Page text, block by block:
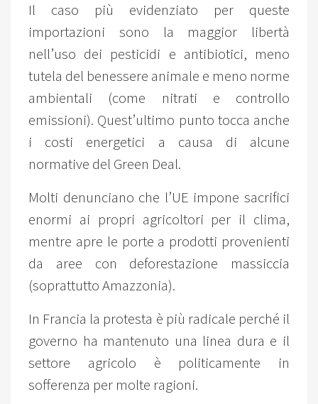
Il caso più evidenziato per queste
importazioni sono la maggior libertà
nell’uso dei pesticidi e antibiotici, meno
tutela del benessere animale e meno norme
ambientali (come nitrati e controllo
emissioni). Quest’ultimo punto tocca anche
i costi energetici a causa di alcune
normative del Green Deal.
Molti denunciano che l’UE impone sacrifici
enormi ai propri agricoltori per il clima,
mentre apre le porte a prodotti provenienti
da aree con deforestazione massiccia
(soprattutto Amazzonia).
In Francia la protesta è più radicale perché il
governo ha mantenuto una linea dura e il
settore agricolo è politicamente in
sofferenza per molte ragioni.